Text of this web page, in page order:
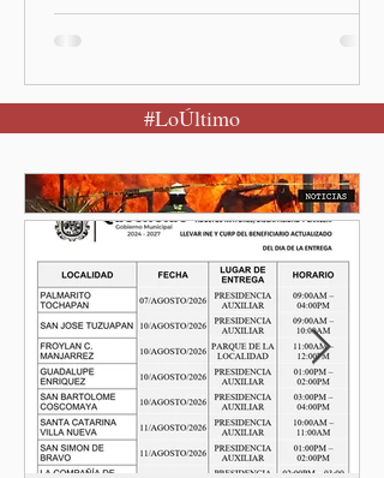
Puebla, Pue.-Cuando una
mujer encuentra un lugar
también recupera la
esperanza de vivir sin
miedo. Con esa visión, el
gobernador Alejandro
Armenta Mier inauguró el
Centro LIBRE (Libertad,
Igualdad, Bienestar, Redes,
Emancipación) número 62 y
la Casa Carmen Serdán
número 25 en el estado, la
cuarta en la c
#LoÚltimo